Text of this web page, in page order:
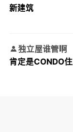
新建筑
独立屋谁管啊
肯定是CONDO